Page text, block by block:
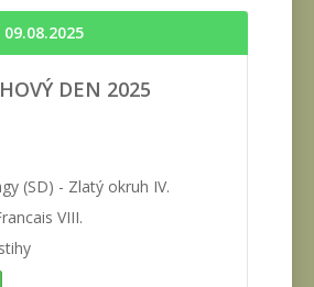
DEN 2025
(SD) - Zlatý okruh IV.
VIII.